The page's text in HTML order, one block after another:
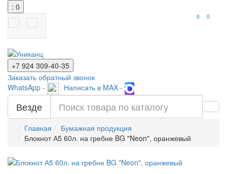
: 0
0 0
+7 924 309-40-35
Заказать обратный звонок
WhatsApp -
Написать в MAX -
Везде
Главная
Бумажная продукция
Блокнот А5 60л. на гребне BG "Neon", оранжевый